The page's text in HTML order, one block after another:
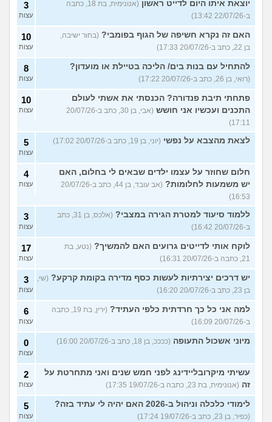
יוצאת איתו היום לדייט ראשון
(אנונימית, בת 18, כתבה
ב-22/07/26 13:42)
3
עצות
האם זה נקרא חשיפה של הגוף בפומבי? (בחור ישיבה,
בן 22, כתב ב-20/07/26 17:33)
10
עצות
להתחיל עם בנות בים/ הליכה בטיילת או מועדון?
(רואי, בן 26, כתב ב-20/07/26 17:22)
8
עצות
פתחתי תיבת פנדורה? הכנסתי את אשתי לעולם
התכנים ועכשיו אני חושש
(אבי, בן 30, כתב ב-20/07/26
17:11)
10
עצות
לצאת מהצבא על נפשי (יוני, בן 19, כתב ב-20/07/26 17:02) 5
עצות
חלום שחוזר על עצמו ילדים שבאים לי בחלום, האם
יש משמעות לחלומות?
(אב עובד, בן 44, כתב ב-20/07/26
16:53)
4
עצות
ללמוד סיעוד למטרת הגירה במצבי?
(אלכס, בן 31, כתב
ב-20/07/26 16:42)
3
עצות
לוקח אותי לדייטים גרועים האם להמשיך? (נטע, בת
21, כתבה ב-20/07/26 16:31)
17
עצות
יש דרכים יצירתיות לעשות כסף מדירה בקומת קרקע? (שי,
בן 23, כתב ב-20/07/26 16:20)
3
עצות
למה אני כל כך חרדתית כלפי העתיד?
(ירין, בת 19, כתבה
ב-20/07/26 16:09)
6
עצות
מיוני אשכול התעופה (ככככ, בן 18, כתב ב-20/07/26 16:00) 0
עצות
עשיתי מיקרובליידינג לפני חמש שנים ואני מתחרטת על
זה (אנונימית, בת 23, כתבה ב-19/07/26 17:35)
2
עצות
לימודי כלכלה וניהול ב-2026 האם יהיה לי עתיד בזה?
(כפיר, בן 23, כתב ב-19/07/26 17:24)
5
עצות